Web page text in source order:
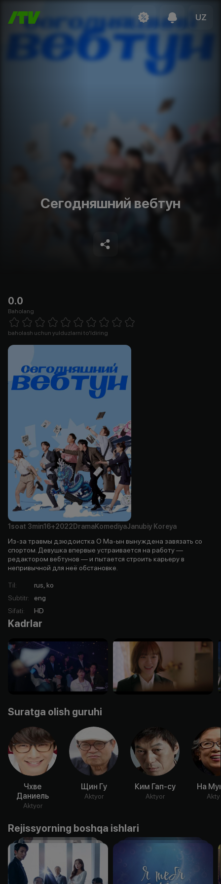
UZ
Сегодняшний вебтун
0.0
Baholang
1 Star 2 Stars 3 Stars 4 Stars5 Stars 6 Stars7 Stars8 Stars
baholash uchun yulduzlarni to'ldiring
1soat 3min16+2022 DramaKomediyaJanubiy Koreya
Из-за травмы дзюдоистка О Ма-ын вынуждена завязать со
спортом. Девушка впервые устраивается на работу —
редактором вебтунов — и пытается строить карьеру в
непривычной для неё обстановке.
Til:
rus, ko
Subtitr:
eng
Sifati: HD
Kadrlar
Suratga olish guruhi
Чхве
Даниель
Aktyor
Щин Гу
Aktyor
Ким Гап-су
Aktyor
На
Rejissyorning boshqa ishlari